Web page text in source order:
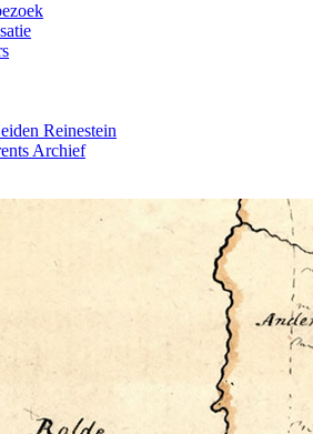
Reinestein
Archief